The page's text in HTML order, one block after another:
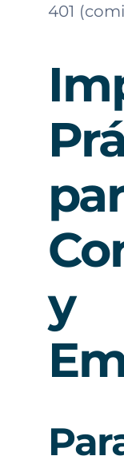
401
y